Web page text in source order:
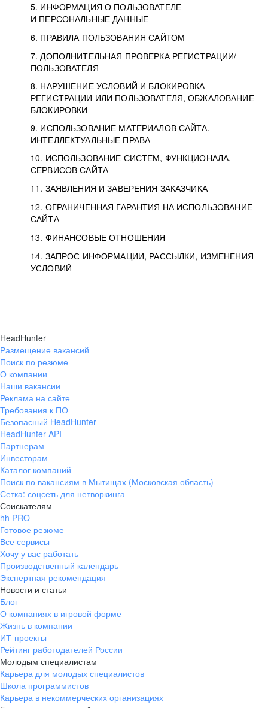
5. ИНФОРМАЦИЯ О ПОЛЬЗОВАТЕЛЕ
И ПЕРСОНАЛЬНЫЕ ДАННЫЕ
6. ПРАВИЛА ПОЛЬЗОВАНИЯ САЙТОМ
7. ДОПОЛНИТЕЛЬНАЯ ПРОВЕРКА РЕГИСТРАЦИИ/
ПОЛЬЗОВАТЕЛЯ
8. НАРУШЕНИЕ УСЛОВИЙ И БЛОКИРОВКА
РЕГИСТРАЦИИ ИЛИ ПОЛЬЗОВАТЕЛЯ, ОБЖАЛОВАНИЕ
БЛОКИРОВКИ
9. ИСПОЛЬЗОВАНИЕ МАТЕРИАЛОВ САЙТА.
ИНТЕЛЛЕКТУАЛЬНЫЕ ПРАВА
10. ИСПОЛЬЗОВАНИЕ СИСТЕМ, ФУНКЦИОНАЛА,
СЕРВИСОВ САЙТА
11. ЗАЯВЛЕНИЯ И ЗАВЕРЕНИЯ ЗАКАЗЧИКА
12. ОГРАНИЧЕННАЯ ГАРАНТИЯ НА ИСПОЛЬЗОВАНИЕ
САЙТА
13. ФИНАНСОВЫЕ ОТНОШЕНИЯ
14. ЗАПРОС ИНФОРМАЦИИ, РАССЫЛКИ, ИЗМЕНЕНИЯ
УСЛОВИЙ
HeadHunter
Размещение вакансий
Поиск по резюме
О компании
Наши вакансии
Реклама на сайте
Требования к ПО
Безопасный HeadHunter
HeadHunter API
Партнерам
Инвесторам
Каталог компаний
Поиск по вакансиям в Мытищах (Московская область)
Сетка: соцсеть для нетворкинга
Соискателям
hh PRO
Готовое резюме
Все сервисы
Хочу у вас работать
Производственный календарь
Экспертная рекомендация
Новости и статьи
Блог
О компаниях в игровой форме
Жизнь в компании
ИТ-проекты
Рейтинг работодателей России
Молодым специалистам
Карьера для молодых специалистов
Школа программистов
Карьера в некоммерческих организациях